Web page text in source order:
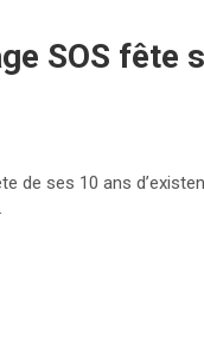
SOS fête
de ses 10 ans